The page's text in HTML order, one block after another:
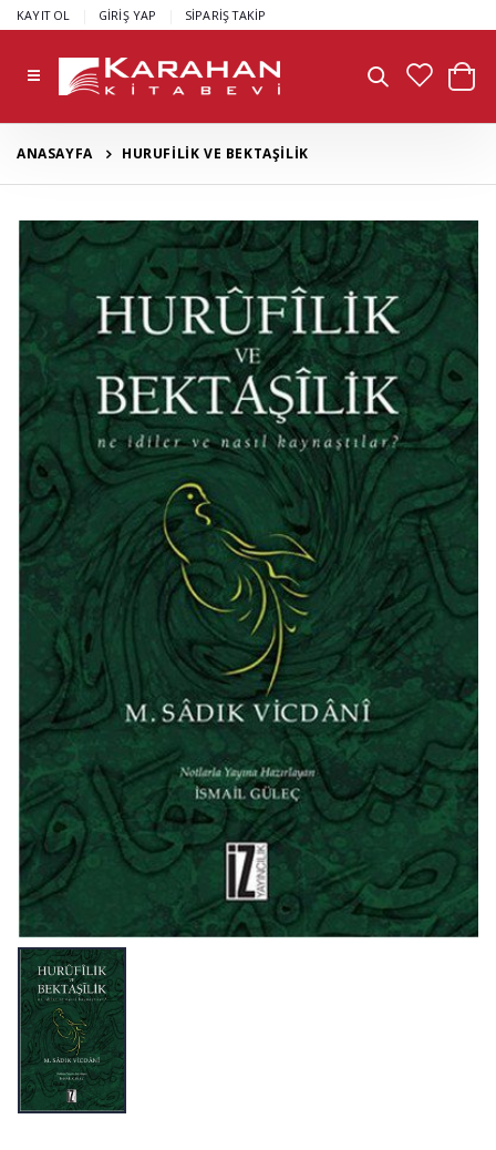
KAYIT OL GİRİŞ YAP SİPARİŞ TAKİP
ANASAYFA HURUFİLİK VE BEKTAŞİLİK